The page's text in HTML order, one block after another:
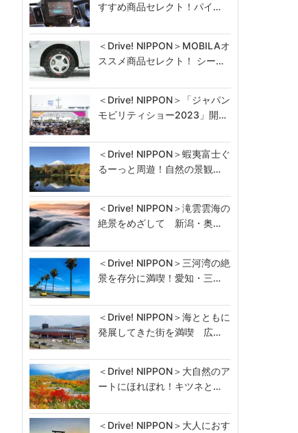
すすめ商品セレクト！パイ…
＜Drive! NIPPON＞MOBILAオ
ススメ商品セレクト！ シー…
＜Drive! NIPPON＞「ジャパン
モビリティショー2023」開…
＜Drive! NIPPON＞蝦夷富士ぐ
るーっと周遊！自然の景観…
＜Drive! NIPPON＞滝雲雲海の
絶景をめざして 新潟・奥…
＜Drive! NIPPON＞三河湾の絶
景を存分に満喫！愛知・三…
＜Drive! NIPPON＞海とともに
発展してきた街を満喫 広…
＜Drive! NIPPON＞大自然のア
ートにほれぼれ！キツネと…
＜Drive! NIPPON＞大人におす